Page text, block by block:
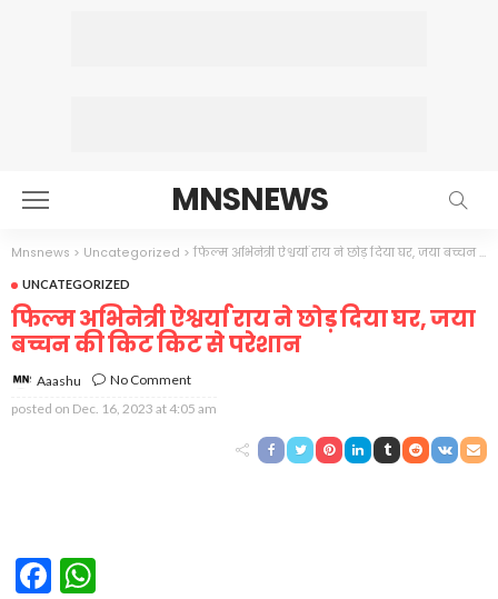
MNSNEWS
Mnsnews > Uncategorized >फिल्म अभिनेत्री ऐश्वर्या राय ने छोड़ दिया घर, जया बच्चन की किट किट से परेशान
UNCATEGORIZED
फिल्म अभिनेत्री ऐश्वर्या राय ने छोड़ दिया घर, जया
बच्चन की किट किट से परेशान
Aaashu
No Comment
posted on Dec. 16, 2023 at 4:05 am
Facebook